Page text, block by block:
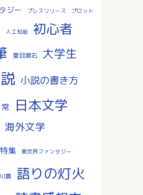
ジー プレスリリース プロット
人工知能 初心者
夏目漱石 大学生
小説の書き方
日本文学
海外文学
特集 異世界ファンタジー
賞 語りの灯火